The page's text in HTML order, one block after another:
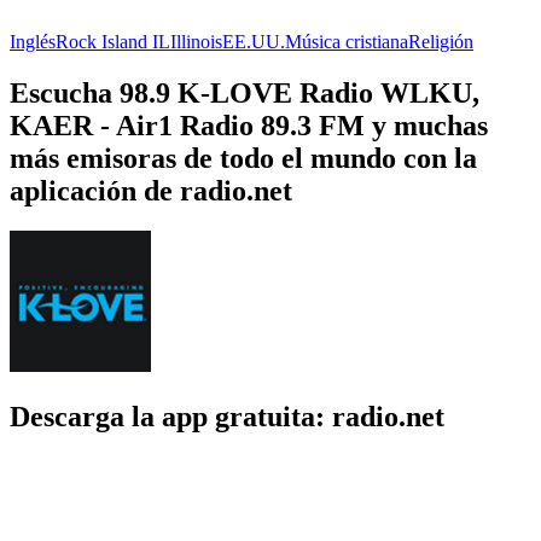
InglésRock Island ILIllinoisEE.UU.Música cristianaReligión
Escucha 98.9 K-LOVE Radio WLKU,
KAER - Air1 Radio 89.3 FM y muchas
más emisoras de todo el mundo con la
aplicación de radio.net
Descarga la app gratuita: radio.net